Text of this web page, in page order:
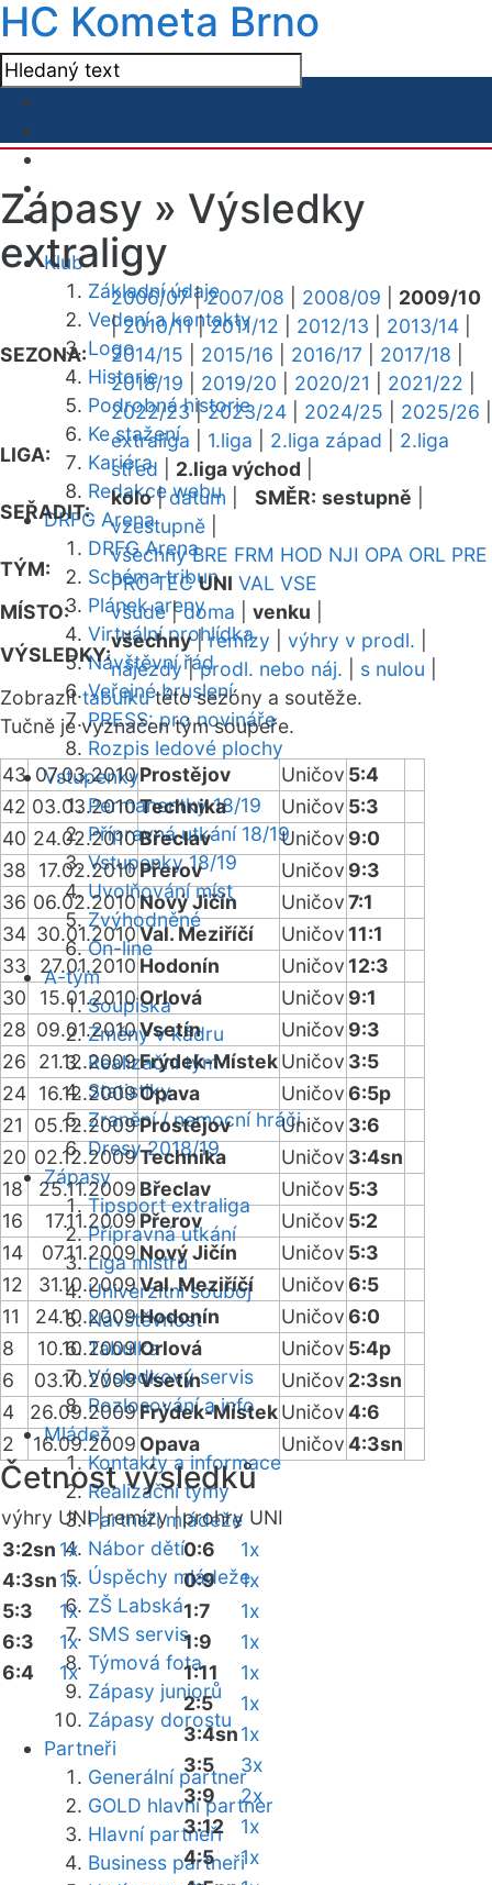
HC Kometa Brno
Klub
Základní údaje
Vedení a kontakty
Logo
Historie
Podrobná historie
Ke stažení
Kariéra
Redakce webu
DRFG Arena
DRFG Arena
Schéma tribun
Plánek areny
Virtuální prohlídka
Návštěvní řád
Veřejné bruslení
PRESS: pro novináře
Rozpis ledové plochy
Vstupenky
Permanentky 18/19
Přípravná utkání 18/19
Vstupenky 18/19
Uvolňování míst
Zvýhodněné
On-line
A-tým
Soupiska
Změny v kádru
Realizační tým
Statistiky
Zranění / nemocní hráči
Dresy 2018/19
Zápasy
Tipsport extraliga
Přípravná utkání
Liga mistrů
Univerzitní souboj
Návštěvnost
Tabulka
Výsledkový servis
Rozlosování a info
Mládež
Kontakty a informace
Realizační týmy
Partneři mládeže
Nábor dětí
Úspěchy mládeže
ZŠ Labská
SMS servis
Týmová fota
Zápasy juniorů
Zápasy dorostu
Partneři
Generální partner
GOLD hlavní partner
Hlavní partneři
Business partneři
Zápasy » Výsledky
extraligy
SEZONA:
2006/07|2007/08 2008/09
2009/10
|2010/11|2011/12 2012/13 2013/14
2014/15
2015/16 2016/17 2017/18
2018/19
2019/20 2020/21 2021/22
2022/23|2023/24 2024/25 2025/26
LIGA:
extraliga 1.liga 2.liga západ
2.liga
střed
2.liga východ
SEŘADIT:
kolo|datum SMĚR: sestupně
vzestupně
TÝM:
všechny BRE FRM HOD NJI OPA ORL PRE
PRO TEC UNI VAL VSE
MÍSTO:
všude|doma venku
VÝSLEDKY:
všechny|remízy výhry v prodl.
nájezdy|prodl. nebo náj. s nulou
Zobrazittabulkutéto sezóny a soutěže.
Tučně je vyznačen tým soupeře.
43 07.03.2010Prostějov Uničov 5:4
42 03.03.2010Technika Uničov 5:3
40 24.02.2010Břeclav Uničov 9:0
38
17.02.2010Přerov Uničov 9:3
36 06.02.2010 Nový Jičín Uničov7:1
34 30.01.2010Val. Meziříčí Uničov 11:1
33
27.01.2010 Hodonín Uničov 12:3
30
15.01.2010 Orlová Uničov 9:1
28 09.01.2010Vsetín Uničov 9:3
26
21.12.2009Frýdek-MístekUničov 3:5
24 16.12.2009Opava Uničov6:5p
21
05.12.2009Prostějov Uničov 3:6
20 02.12.2009Technika Uničov 3:4sn
18
25.11.2009 Břeclav Uničov 5:3
16
17.11.2009 Přerov Uničov 5:2
14
07.11.2009 Nový Jičín Uničov 5:3
12
31.10.2009Val. Meziříčí Uničov6:5
11
24.10.2009Hodonín Uničov6:0
8
10.10.2009Orlová Uničov 5:4p
6
03.10.2009Vsetín Uničov 2:3sn
4
26.09.2009Frýdek-MístekUničov4:6
2
16.09.2009 Opava Uničov4:3sn
Četnost výsledků
výhry UNI |remízy |prohry UNI
3:2sn 1x
4:3sn1x
5:3
1x
6:3
1x
6:4
1x
0:6
1x
0:9
1x
1:7
1x
1:9
1x
1:11
1x
2:5
1x
3:4sn1x
3:5
3x
3:9
2x
3:12
1x
4:5
1x